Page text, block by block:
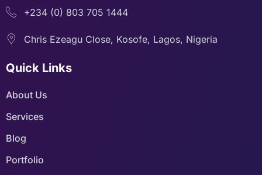
+234 (0) 803 705 1444
Chris Ezeagu Close, Kosofe, Lagos, Nigeria
Quick Links
About Us
Services
Blog
Portfolio